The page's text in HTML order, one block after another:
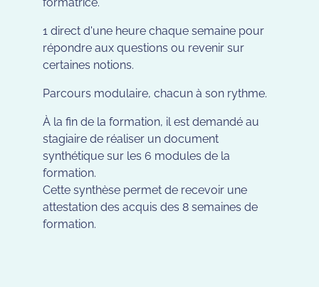
1 direct d'une heure chaque semaine pour
répondre aux questions ou revenir sur
certaines notions.
Parcours modulaire, chacun à son rythme.
À la fin de la formation, il est demandé au
stagiaire de réaliser un document
synthétique sur les 6 modules de la
formation.
Cette synthèse permet de recevoir une
attestation des acquis des 8 semaines de
formation.